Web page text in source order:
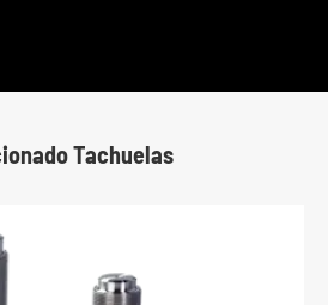
Tachuelas